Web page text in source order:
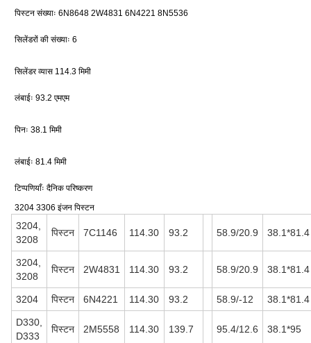
पिस्टन संख्याः 6N8648 2W4831 6N4221 8N5536
सिलेंडरों की संख्याः 6
सिलेंडर व्यास 114.3 मिमी
लंबाईः 93.2 एमएम
पिनः 38.1 मिमी
लंबाईः 81.4 मिमी
टिप्पणियाँः दैनिक परिष्करण
3204 3306 इंजन पिस्टन
3204,
3208
पिस्टन 7C1146 114.30 93.2 58.9/20.9 38.1*81.4
3204,
3208
पिस्टन 2W4831 114.30 93.2 58.9/20.9 38.1*81.4
3204 पिस्टन 6N4221 114.30 93.2 58.9/-12 38.1*81.4
D330,
D333
पिस्टन 2M5558 114.30 139.7 95.4/12.6 38.1*95